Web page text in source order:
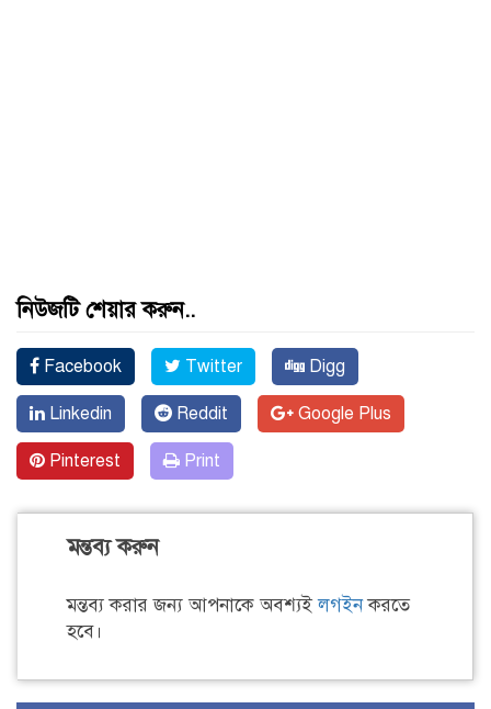
নিউজটি শেয়ার করুন..
Facebook Twitter Digg
Linkedin Reddit Google Plus
Pinterest Print
মন্তব্য করুন
মন্তব্য করার জন্য আপনাকে অবশ্যইলগইনকরতে
হবে।